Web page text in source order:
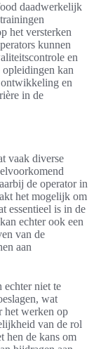
daadwerkelijk
het versterken
kunnen
en
opleidingen kan
en
in de
vaak diverse
de operator in
het mogelijk om
essentieel is in de
echter ook een
van de
aan
niet te
wat
het werken op
van de rol
hen de kans om